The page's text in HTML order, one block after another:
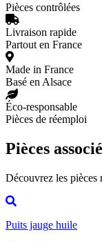
Pièces contrôlées
Livraison rapide
Partout en France
Made in France
Basé en Alsace
Éco-responsable
Pièces de réemploi
Pièces
Découvrez les pièces
Puits jauge huile